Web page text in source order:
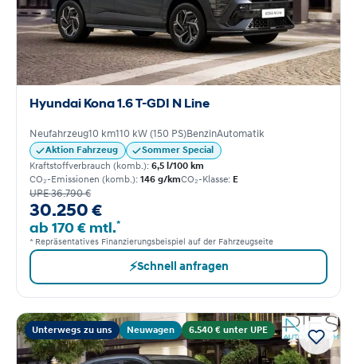
Hyundai Kona 1.6 T-GDI N Line
Neufahrzeug10 km110 kW (150 PS)BenzinAutomatik
Aktion Fahrzeug
Sommer Special
Kraftstoffverbrauch (komb.): 6,5 l/100 km
CO₂-Emissionen (komb.): 146 g/kmCO₂-Klasse: E
UPE 36.790 €
30.250 €
ab 170 € mtl.*
* Repräsentatives Finanzierungsbeispiel auf der Fahrzeugseite
⚡Schnell anfragen
Unterwegs zu uns Neuwagen 6.540 € unter UPE